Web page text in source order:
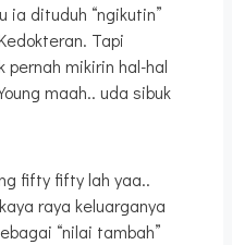
ia dituduh “ngikutin”
Tapi
pernah mikirin hal-hal
maah.. uda sibuk
fifty fifty lah yaa..
raya keluarganya
“nilai tambah”